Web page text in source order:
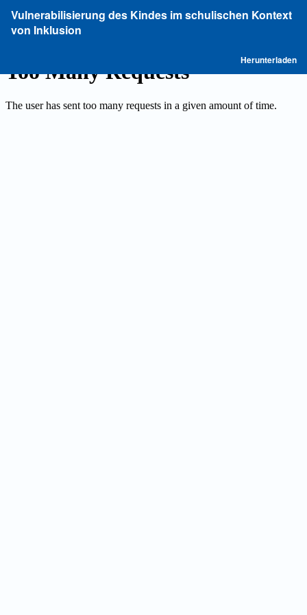
Artikeldetails
zurückkehren
Vulnerabilisierung des Kindes im schulischen Kontext
von Inklusion
Herunterladen